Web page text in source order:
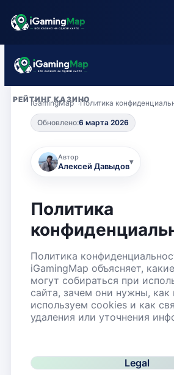
РЕЙТИНГ КАЗИНО
БОНУСЫ
ИНФОРМАЦИЯ
iGamingMap Политика
Обновлено:6 марта 2026
Автор
Алексей Давыдов▾
Политика
Политика
iGamingMap объясняет,
могут собираться при
сайта, зачем они нужны,
используем cookies и как
удаления или уточнения
Legal